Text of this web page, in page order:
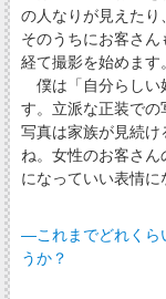
の人なりが見えたり
そのうちにお客さ
経て撮影を始めます
僕は「自分らしい
す。立派な正装で
写真は家族が見続
ね。女性のお客さ
になっていい表情に
―これまでどれくら
うか？